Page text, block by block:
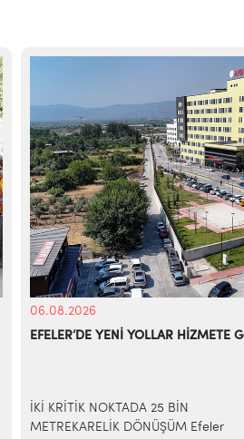
06.08.2026
EFELER’DE YENİ YOLLAR HİZMETE
İKİ KRİTİK NOKTADA 25 BİN
METREKARELİK DÖNÜŞÜM Efeler